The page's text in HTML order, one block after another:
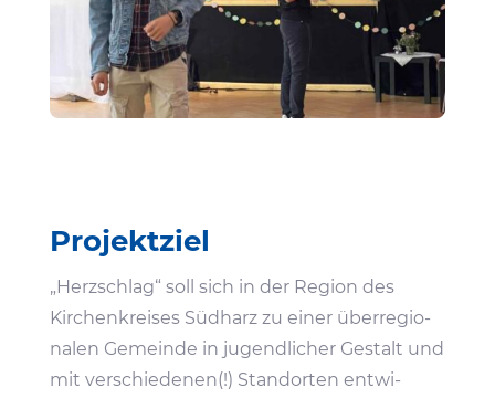
Projekt­ziel
„Herz­schlag“ soll sich in der Region des
Kirchen­kreises Südharz zu einer über­re­gio­
nalen Gemeinde in jugend­li­cher Gestalt und
mit verschie­denen(!) Stand­orten entwi­